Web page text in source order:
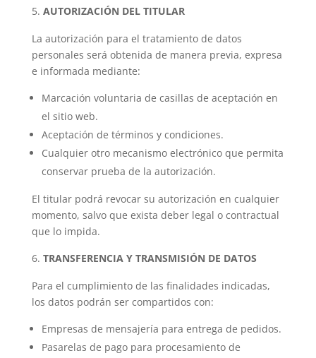
AUTORIZACIÓN DEL TITULAR
La autorización para el tratamiento de datos
personales será obtenida de manera previa, expresa
e informada mediante:
Marcación voluntaria de casillas de aceptación en
el sitio web.
Aceptación de términos y condiciones.
Cualquier otro mecanismo electrónico que permita
conservar prueba de la autorización.
El titular podrá revocar su autorización en cualquier
momento, salvo que exista deber legal o contractual
que lo impida.
TRANSFERENCIA Y TRANSMISIÓN DE DATOS
Para el cumplimiento de las finalidades indicadas,
los datos podrán ser compartidos con:
Empresas de mensajería para entrega de pedidos.
Pasarelas de pago para procesamiento de